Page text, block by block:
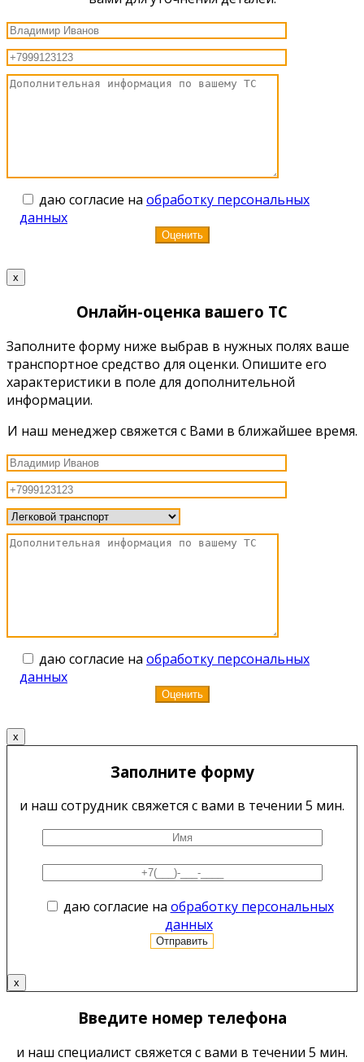
даю согласие на обработку персональных
данных
x
Онлайн-оценка вашего ТС
Заполните форму ниже выбрав в нужных полях ваше
транспортное средство для оценки. Опишите его
характеристики в поле для дополнительной
информации.
И наш менеджер свяжется с Вами в ближайшее время.
даю согласие на обработку персональных
данных
x
Заполните форму
и наш сотрудник свяжется с вами в течении 5 мин.
даю согласие на обработку персональных
данных
x
Введите номер телефона
и наш специалист свяжется с вами в течении 5 мин.